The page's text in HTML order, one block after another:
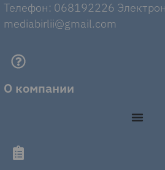
Телефон: 068192226
mediabirlii@gmail.com
О компании